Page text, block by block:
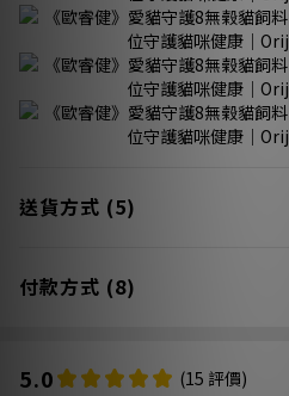
送貨方式 (5)
付款方式 (8)
5.0 (15 評價)